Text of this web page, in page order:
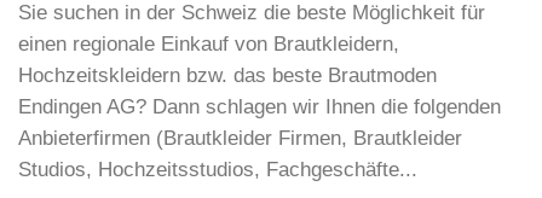
Sie suchen in der Schweiz die beste Möglichkeit für
einen regionale Einkauf von Brautkleidern,
Hochzeitskleidern bzw. das beste Brautmoden
Endingen AG? Dann schlagen wir Ihnen die folgenden
Anbieterfirmen (Brautkleider Firmen, Brautkleider
Studios, Hochzeitsstudios, Fachgeschäfte...